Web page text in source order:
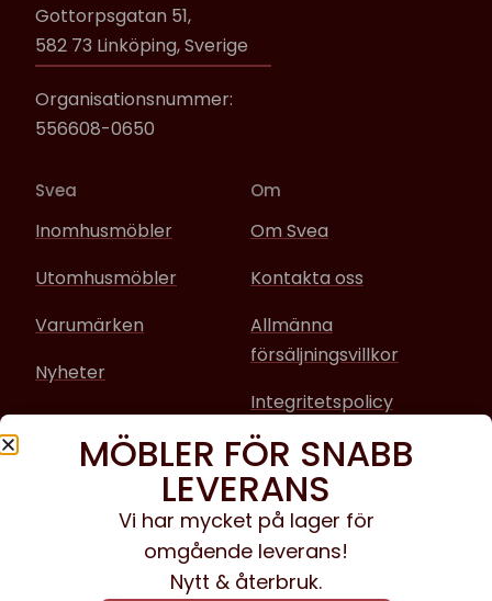
Gottorpsgatan 51,
582 73 Linköping, Sverige
Organisationsnummer:
556608-0650
Svea
Inomhusmöbler
Utomhusmöbler
Varumärken
Nyheter
Om
Om Svea
Kontakta oss
Allmänna
försäljningsvillkor
Integritetspolicy
Sociala media
Facebook
Instagram
MÖBLER FÖR SNABB
LEVERANS
Vi har mycket på lager för
omgående leverans!
Nytt & återbruk.